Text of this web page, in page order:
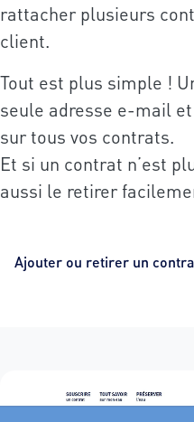
rattacher plusieurs
client.
Tout est plus simple !
seule adresse e-mail
sur tous vos contrats.
Et si un contrat n’est
aussi le retirer
Ajouter ou retirer un